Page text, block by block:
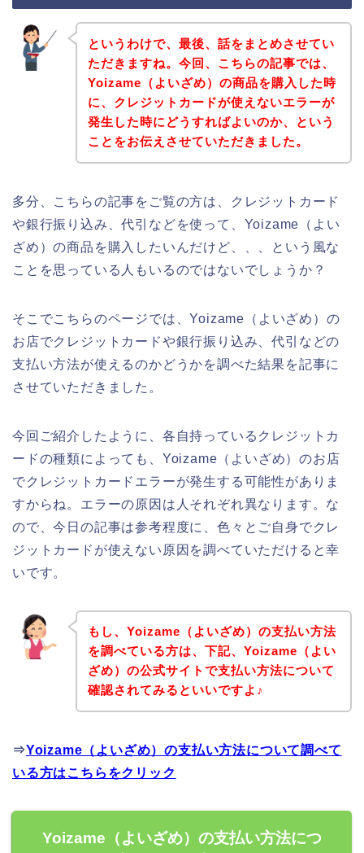
というわけで、最後、話をまとめさせてい
ただきますね。今回、こちらの記事では、
Yoizame（よいざめ）の商品を購入した時
に、クレジットカードが使えないエラーが
発生した時にどうすればよいのか、という
ことをお伝えさせていただきました。
多分、こちらの記事をご覧の方は、クレジットカード
や銀行振り込み、代引などを使って、Yoizame（よい
ざめ）の商品を購入したいんだけど、、、という風な
ことを思っている人もいるのではないでしょうか？
そこでこちらのページでは、Yoizame（よいざめ）の
お店でクレジットカードや銀行振り込み、代引などの
支払い方法が使えるのかどうかを調べた結果を記事に
させていただきました。
今回ご紹介したように、各自持っているクレジットカ
ードの種類によっても、Yoizame（よいざめ）のお店
でクレジットカードエラーが発生する可能性がありま
すからね。エラーの原因は人それぞれ異なります。な
ので、今日の記事は参考程度に、色々とご自身でクレ
ジットカードが使えない原因を調べていただけると幸
いです。
もし、Yoizame（よいざめ）の支払い方法
を調べている方は、下記、Yoizame（よい
ざめ）の公式サイトで支払い方法について
確認されてみるといいですよ♪
⇒Yoizame（よいざめ）の支払い方法について調べて
いる方はこちらをクリック
Yoizame（よいざめ）の支払い方法につ